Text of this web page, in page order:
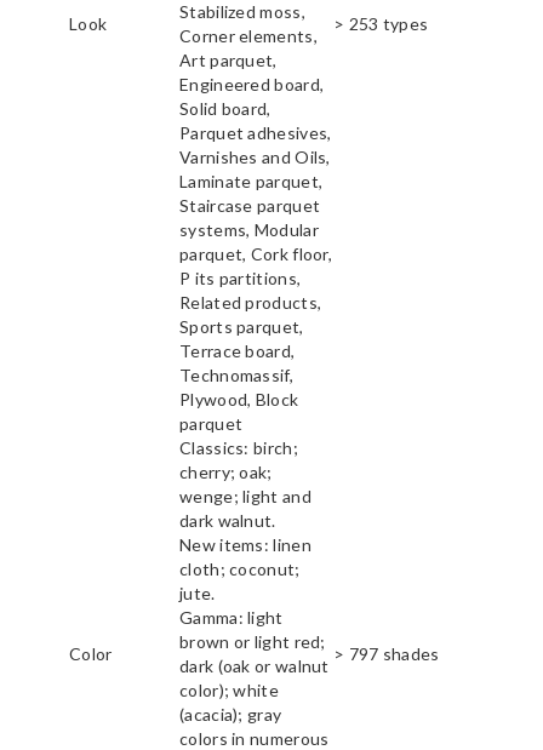
Look
Stabilized moss,
Corner elements,
Art parquet,
Engineered board,
Solid board,
Parquet adhesives,
Varnishes and Oils,
Laminate parquet,
Staircase parquet
systems, Modular
parquet, Cork floor,
P its partitions,
Related products,
Sports parquet,
Terrace board,
Technomassif,
Plywood, Block
parquet
> 253 types
Color
Classics: birch;
cherry; oak;
wenge; light and
dark walnut.
New items: linen
cloth; coconut;
jute.
Gamma: light
brown or light red;
dark (oak or walnut
color); white
(acacia); gray
colors in numerous
> 797 shades